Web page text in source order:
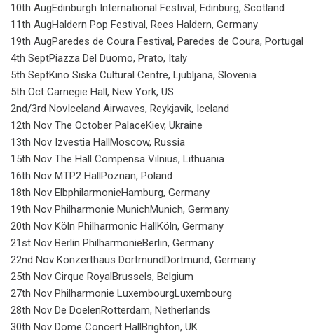
10th Aug​Edinburgh International Festival, ​Edinburg, Scotland
11th Aug​Haldern Pop Festival, ​​Rees Haldern, Germany
19th Aug​Paredes de Coura Festival, ​​Paredes de Coura, Portugal
4th Sept​Piazza Del Duomo, ​​​Prato, Italy
5th Sept​Kino Siska Cultural Centre, ​​Ljubljana, Slovenia
5th Oct ​Carnegie Hall,​​​ New York, US
2nd/3rd Nov​Iceland Airwaves, ​​​Reykjavik, Iceland
12th Nov ​The October Palace​​​Kiev, Ukraine
13th Nov ​Izvestia Hall​​​​Moscow, Russia
15th Nov ​The Hall Compensa ​​​Vilnius, Lithuania
16th Nov ​MTP2 Hall​​​​Poznan, Poland
18th Nov ​Elbphilarmonie​​​Hamburg, Germany
19th Nov ​Philharmonie Munich​​Munich, Germany
20th Nov ​Köln Philharmonic Hall​​Köln, Germany
21st Nov ​Berlin Philharmonie​​​Berlin, Germany
22nd Nov ​Konzerthaus Dortmund​​Dortmund, Germany
25th Nov ​Cirque Royal​​​​Brussels, Belgium
27th Nov ​Philharmonie Luxembourg​​Luxembourg
28th Nov ​De Doelen​​​​Rotterdam, Netherlands
30th Nov ​Dome Concert Hall​​​Brighton, UK